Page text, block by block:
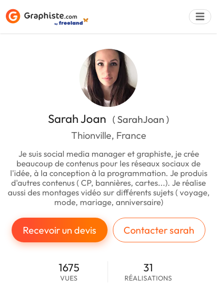
Sarah Joan ( SarahJoan )
Thionville, France
Je suis social media manager et graphiste, je crée
beaucoup de contenus pour les réseaux sociaux de
l'idée, à la conception à la programmation. Je produis
d'autres contenus ( CP, bannières, cartes...). Je réalise
aussi des montages vidéo sur différents sujets ( voyage,
mode, mariage, anniversaire)
Recevoir un devis Contacter sarah
1675
VUES
31
RÉALISATIONS